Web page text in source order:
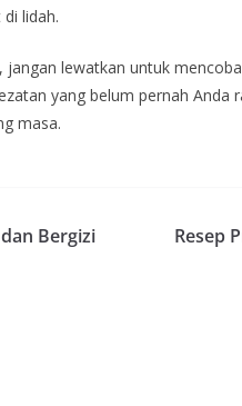
lidah.
jangan lewatkan untuk
yang belum pernah Anda
masa.
Bergizi
Resep